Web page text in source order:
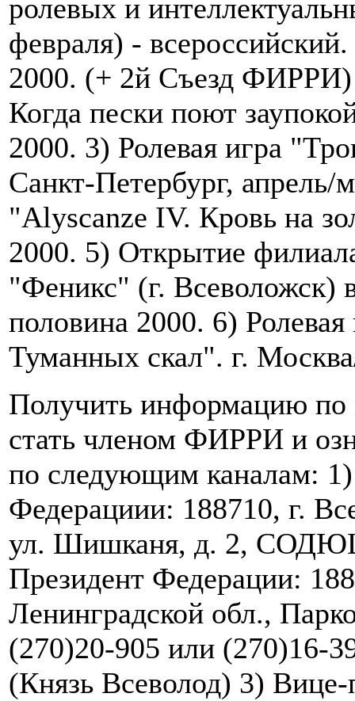
ролевых и
февраля) -
2000. (+ 2й Съезд ФИРРИ)
Когда пески поют
2000. 3) Ролевая игра
Санкт-Петербург, апрель/
"Alyscanze IV. Кровь на
2000. 5) Открытие
"Феникс" (г. Всеволожск)
половина 2000. 6)
Туманных скал". г.
Получить информацию по
стать членом ФИРРИ и
по следующим каналам:
Федерациии: 188710, г.
ул. Шишканя, д. 2,
Президент Федерации:
Ленинградской обл.,
(270)20-905 или (270)16-
(Князь Всеволод) 3)